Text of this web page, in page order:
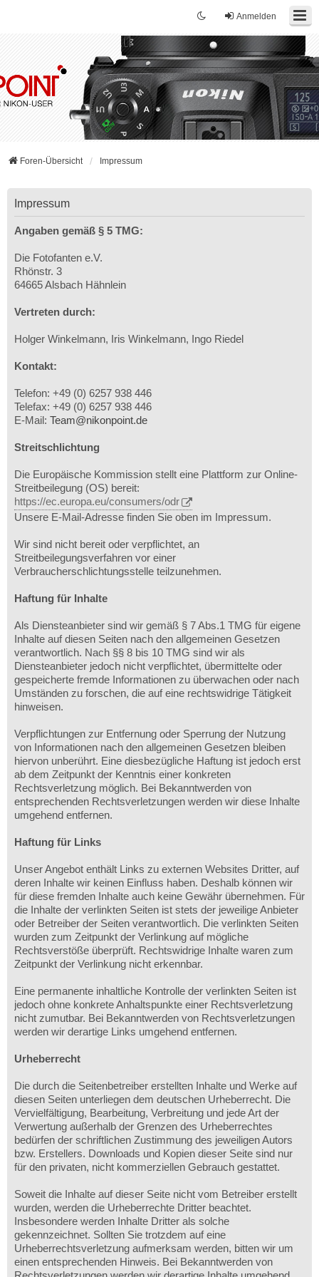
Anmelden
Foren-Übersicht Impressum
Impressum
Angaben gemäß § 5 TMG:
Die Fotofanten e.V.
Rhönstr. 3
64665 Alsbach Hähnlein
Vertreten durch:
Holger Winkelmann, Iris Winkelmann, Ingo Riedel
Kontakt:
Telefon: +49 (0) 6257 938 446
Telefax: +49 (0) 6257 938 446
E-Mail: Team@nikonpoint.de
Streitschlichtung
Die Europäische Kommission stellt eine Plattform zur Online-
Streitbeilegung (OS) bereit:
https://ec.europa.eu/consumers/odr
Unsere E-Mail-Adresse finden Sie oben im Impressum.
Wir sind nicht bereit oder verpflichtet, an
Streitbeilegungsverfahren vor einer
Verbraucherschlichtungsstelle teilzunehmen.
Haftung für Inhalte
Als Diensteanbieter sind wir gemäß § 7 Abs.1 TMG für eigene
Inhalte auf diesen Seiten nach den allgemeinen Gesetzen
verantwortlich. Nach §§ 8 bis 10 TMG sind wir als
Diensteanbieter jedoch nicht verpflichtet, übermittelte oder
gespeicherte fremde Informationen zu überwachen oder nach
Umständen zu forschen, die auf eine rechtswidrige Tätigkeit
hinweisen.
Verpflichtungen zur Entfernung oder Sperrung der Nutzung
von Informationen nach den allgemeinen Gesetzen bleiben
hiervon unberührt. Eine diesbezügliche Haftung ist jedoch erst
ab dem Zeitpunkt der Kenntnis einer konkreten
Rechtsverletzung möglich. Bei Bekanntwerden von
entsprechenden Rechtsverletzungen werden wir diese Inhalte
umgehend entfernen.
Haftung für Links
Unser Angebot enthält Links zu externen Websites Dritter, auf
deren Inhalte wir keinen Einfluss haben. Deshalb können wir
für diese fremden Inhalte auch keine Gewähr übernehmen. Für
die Inhalte der verlinkten Seiten ist stets der jeweilige Anbieter
oder Betreiber der Seiten verantwortlich. Die verlinkten Seiten
wurden zum Zeitpunkt der Verlinkung auf mögliche
Rechtsverstöße überprüft. Rechtswidrige Inhalte waren zum
Zeitpunkt der Verlinkung nicht erkennbar.
Eine permanente inhaltliche Kontrolle der verlinkten Seiten ist
jedoch ohne konkrete Anhaltspunkte einer Rechtsverletzung
nicht zumutbar. Bei Bekanntwerden von Rechtsverletzungen
werden wir derartige Links umgehend entfernen.
Urheberrecht
Die durch die Seitenbetreiber erstellten Inhalte und Werke auf
diesen Seiten unterliegen dem deutschen Urheberrecht. Die
Vervielfältigung, Bearbeitung, Verbreitung und jede Art der
Verwertung außerhalb der Grenzen des Urheberrechtes
bedürfen der schriftlichen Zustimmung des jeweiligen Autors
bzw. Erstellers. Downloads und Kopien dieser Seite sind nur
für den privaten, nicht kommerziellen Gebrauch gestattet.
Soweit die Inhalte auf dieser Seite nicht vom Betreiber erstellt
wurden, werden die Urheberrechte Dritter beachtet.
Insbesondere werden Inhalte Dritter als solche
gekennzeichnet. Sollten Sie trotzdem auf eine
Urheberrechtsverletzung aufmerksam werden, bitten wir um
einen entsprechenden Hinweis. Bei Bekanntwerden von